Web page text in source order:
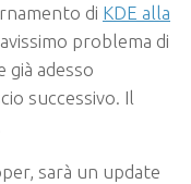
di KDE alla
problema di
già adesso
successivo. Il
sarà un update